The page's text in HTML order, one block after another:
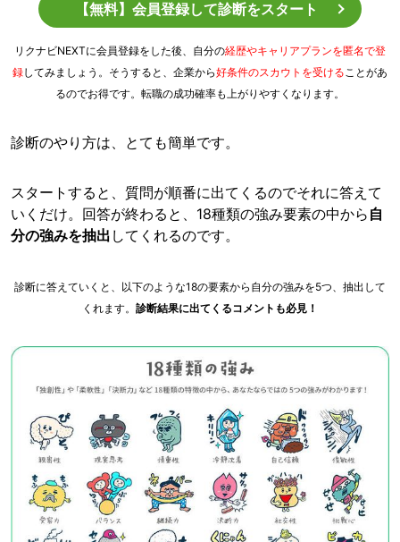
【無料】会員登録して診断をスタート
リクナビNEXTに会員登録をした後、自分の経歴やキャリアプランを匿名で登
録してみましょう。そうすると、企業から好条件のスカウトを受けることがあ
るのでお得です。転職の成功確率も上がりやすくなります。
診断のやり方は、とても簡単です。
スタートすると、質問が順番に出てくるのでそれに答えて
いくだけ。回答が終わると、18種類の強み要素の中から 自
分の強みを抽出 してくれるのです。
診断に答えていくと、以下のような18の要素から自分の強みを5つ、抽出して
くれます。 診断結果に出てくるコメントも必見！